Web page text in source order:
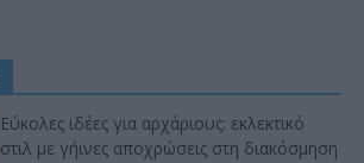
Εύκολες ιδέες για αρχάριους: εκλεκτικό
στιλ με γήινες αποχρώσεις στη διακόσμηση